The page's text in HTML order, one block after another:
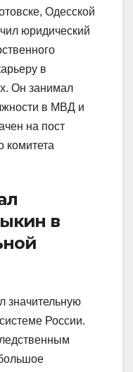
Одесской
юридический
в
Он занимал
в МВД и
на пост
комитета
в
значительную
России.